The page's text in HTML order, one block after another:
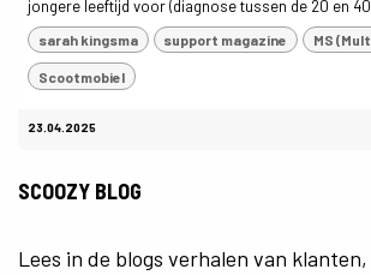
jongere leeftijd voor (diagnose tussen de 20 en
sarah kingsma support magazine MS
Scootmobiel
23.04.2025
SCOOZY BLOG
Lees in de blogs verhalen van